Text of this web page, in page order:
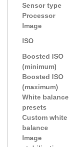
Sensor type
Processor
Image
ISO
Boosted ISO
(minimum)
Boosted ISO
(maximum)
White balance
presets
Custom white
balance
Image